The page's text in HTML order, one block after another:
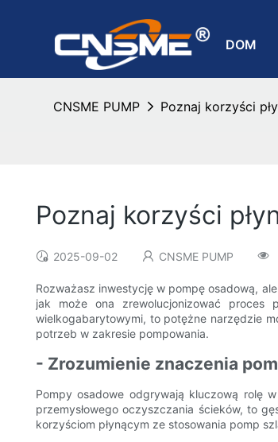
DOM
CNSME PUMP Poznaj korzyści
Poznaj korzyści
2025-09-02 CNSME PUMP
Rozważasz inwestycję w pompę osadową,
jak może ona zrewolucjonizować proces
wielkogabarytowymi, to potężne narzędzie
potrzeb w zakresie pompowania.
- Zrozumienie znaczenia
Pompy osadowe odgrywają kluczową rolę
przemysłowego oczyszczania ścieków, to
korzyściom płynącym ze stosowania pomp